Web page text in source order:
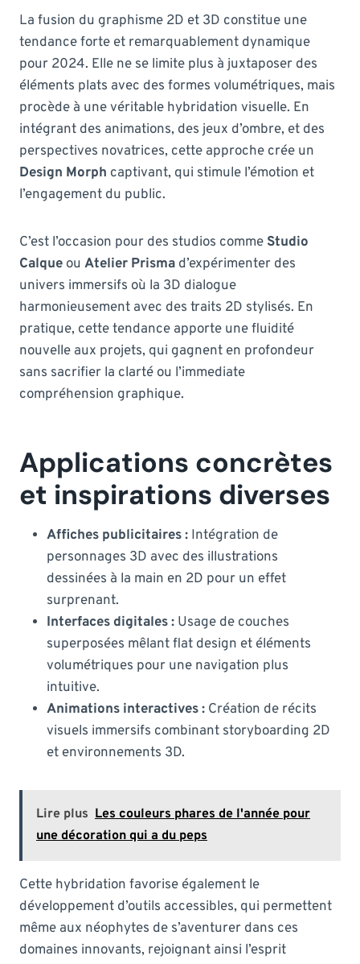
La fusion du graphisme 2D et 3D constitue une
tendance forte et remarquablement dynamique
pour 2024. Elle ne se limite plus à juxtaposer des
éléments plats avec des formes volumétriques, mais
procède à une véritable hybridation visuelle. En
intégrant des animations, des jeux d’ombre, et des
perspectives novatrices, cette approche crée un
Design Morph captivant, qui stimule l’émotion et
l’engagement du public.
C’est l’occasion pour des studios comme Studio
Calque ou Atelier Prisma d’expérimenter des
univers immersifs où la 3D dialogue
harmonieusement avec des traits 2D stylisés. En
pratique, cette tendance apporte une fluidité
nouvelle aux projets, qui gagnent en profondeur
sans sacrifier la clarté ou l’immediate
compréhension graphique.
Applications concrètes
et inspirations diverses
Affiches publicitaires : Intégration de
personnages 3D avec des illustrations
dessinées à la main en 2D pour un effet
surprenant.
Interfaces digitales : Usage de couches
superposées mêlant flat design et éléments
volumétriques pour une navigation plus
intuitive.
Animations interactives : Création de récits
visuels immersifs combinant storyboarding 2D
et environnements 3D.
Lire plus Les couleurs phares de l'année pour
une décoration qui a du peps
Cette hybridation favorise également le
développement d’outils accessibles, qui permettent
même aux néophytes de s’aventurer dans ces
domaines innovants, rejoignant ainsi l’esprit